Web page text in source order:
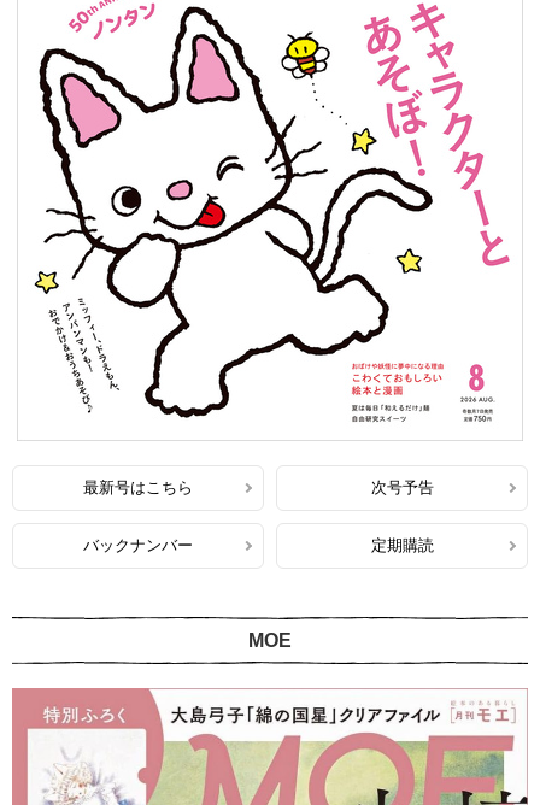
最新号はこちら 次号予告
バックナンバー 定期購読
MOE